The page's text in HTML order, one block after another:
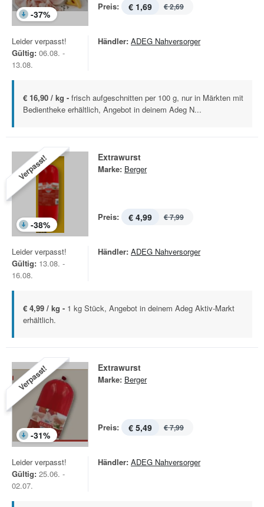
-37%
Preis: € 1,69 € 2,69
Leider verpasst!
Gültig: 06.08. -
13.08.
Händler: ADEG Nahversorger
€ 16,90 / kg - frisch aufgeschnitten per 100 g, nur in Märkten mit
Bedientheke erhältlich, Angebot in deinem Adeg N...
Verpasst!
-38%
Extrawurst
Marke: Berger
Preis: € 4,99 € 7,99
Leider verpasst!
Gültig: 13.08. -
16.08.
Händler: ADEG Nahversorger
€ 4,99 / kg - 1 kg Stück, Angebot in deinem Adeg Aktiv-Markt
erhältlich.
Verpasst!
-31%
Extrawurst
Marke: Berger
Preis: € 5,49 € 7,99
Leider verpasst!
Gültig: 25.06. -
02.07.
Händler: ADEG Nahversorger